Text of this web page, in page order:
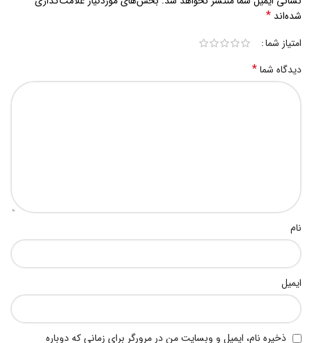
شده‌اند *
امتیاز شما
دیدگاه شما*
نام
ایمیل
ذخیره نام، ایمیل و وبسایت من در مرورگر برای زمانی که دوباره